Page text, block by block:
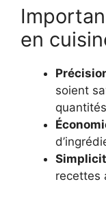
en
soient
recettes